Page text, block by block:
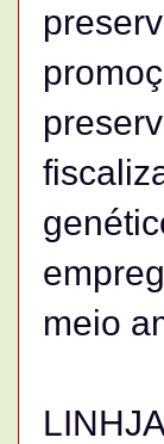
meio